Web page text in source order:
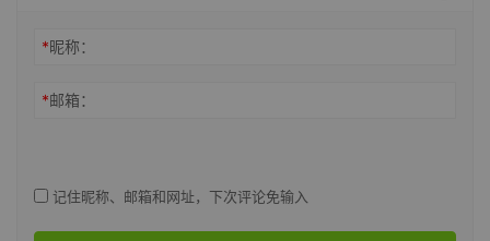
*昵称：
*邮箱：
记住昵称、邮箱和网址，下次评论免输入